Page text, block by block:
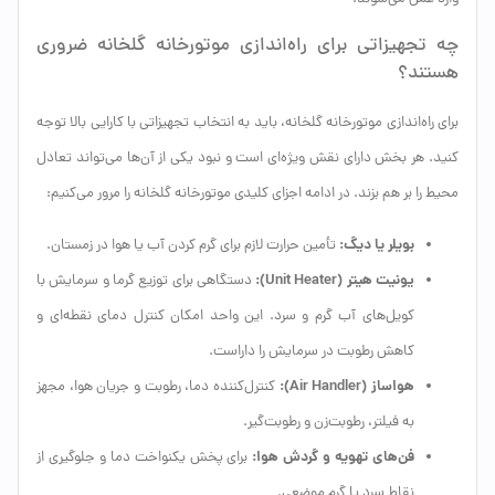
چه تجهیزاتی برای راه‌اندازی موتورخانه گلخانه ضروری
هستند؟
برای راه‌اندازی موتورخانه گلخانه، باید به انتخاب تجهیزاتی با کارایی بالا توجه
کنید. هر بخش دارای نقش ویژه‌ای است و نبود یکی از آن‌ها می‌تواند تعادل
محیط را بر هم بزند. در ادامه اجزای کلیدی موتورخانه گلخانه را مرور می‌کنیم:
بویلر یا دیگ: تأمین حرارت لازم برای گرم کردن آب یا هوا در زمستان.
یونیت هیتر (Unit Heater):
دستگاهی برای توزیع گرما و سرمایش با
کویل‌های آب گرم و سرد. این واحد امکان کنترل دمای نقطه‌ای و
کاهش رطوبت در سرمایش را داراست.
هواساز (Air Handler):
کنترل‌کننده دما، رطوبت و جریان هوا، مجهز
به فیلتر، رطوبت‌زن و رطوبت‌گیر.
فن‌های تهویه و گردش هوا: برای پخش یکنواخت دما و جلوگیری از